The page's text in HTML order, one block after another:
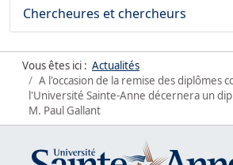
Chercheures et chercheurs
Vous êtes ici : Actualités
A l'occasion de la remise des diplômes
l'Université Sainte-Anne décernera un
M. Paul Gallant